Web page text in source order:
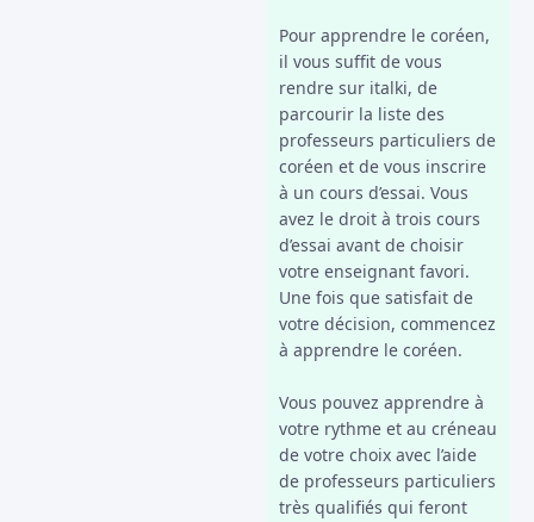
Pour apprendre le coréen,
il vous suffit de vous
rendre sur italki, de
parcourir la liste des
professeurs particuliers de
coréen et de vous inscrire
à un cours d’essai. Vous
avez le droit à trois cours
d’essai avant de choisir
votre enseignant favori.
Une fois que satisfait de
votre décision, commencez
à apprendre le coréen.
Vous pouvez apprendre à
votre rythme et au créneau
de votre choix avec l’aide
de professeurs particuliers
très qualifiés qui feront